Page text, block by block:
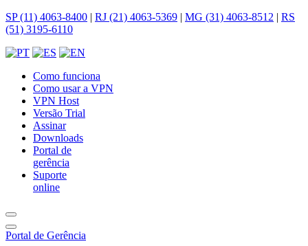
SP (11) 4063-8400 | RJ (21) 4063-5369 | MG (31) 4063-8512 | RS
(51) 3195-6110
Como funciona
Como usar a VPN
VPN Host
Versão Trial
Assinar
Downloads
Portal de
gerência
Suporte
online
Portal de Gerência